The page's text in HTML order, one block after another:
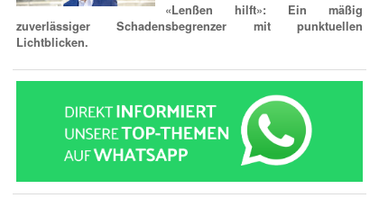
«Lenßen hilft»: Ein mäßig
zuverlässiger Schadensbegrenzer mit punktuellen
Lichtblicken.